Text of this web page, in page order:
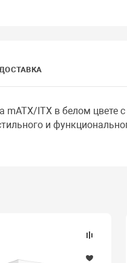
mATX/ITX в белом
и